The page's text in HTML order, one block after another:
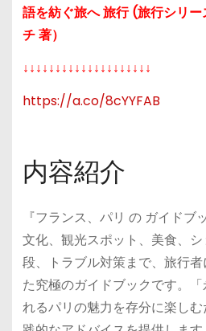
語を紡ぐ旅へ 旅行 (旅行シリ
チ 著）
↓↓↓↓↓↓↓↓↓↓↓↓↓↓↓↓↓↓↓↓
https://a.co/8cYYFAB
内容紹介
『フランス、パリ の ガイドブ
文化、観光スポット、美食、
段、トラブル対策まで、旅行
た究極のガイドブックです。
れるパリの魅力を存分に楽し